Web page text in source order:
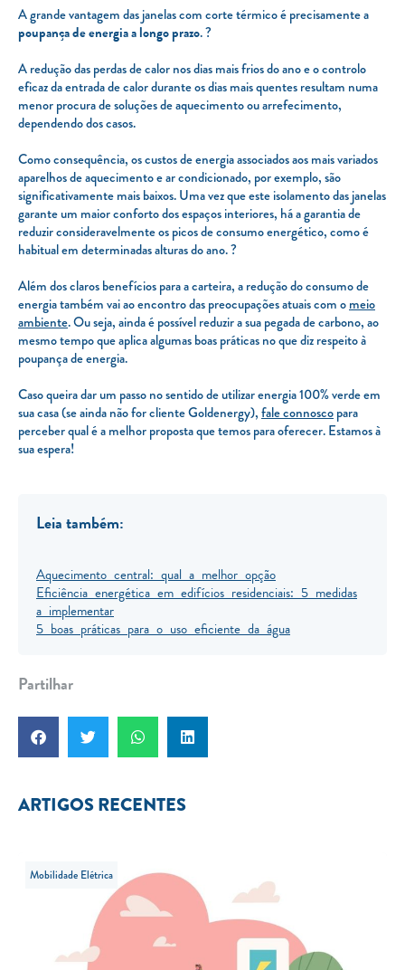
A grande vantagem das janelas com corte térmico é precisamente a
poupança de energia a longo prazo. ?
A redução das perdas de calor nos dias mais frios do ano e o controlo
eficaz da entrada de calor durante os dias mais quentes resultam numa
menor procura de soluções de aquecimento ou arrefecimento,
dependendo dos casos.
Como consequência, os custos de energia associados aos mais variados
aparelhos de aquecimento e ar condicionado, por exemplo, são
significativamente mais baixos. Uma vez que este isolamento das janelas
garante um maior conforto dos espaços interiores, há a garantia de
reduzir consideravelmente os picos de consumo energético, como é
habitual em determinadas alturas do ano. ?
Além dos claros benefícios para a carteira, a redução do consumo de
energia também vai ao encontro das preocupações atuais com omeio
ambiente. Ou seja, ainda é possível reduzir a sua pegada de carbono, ao
mesmo tempo que aplica algumas boas práticas no que diz respeito à
poupança de energia.
Caso queira dar um passo no sentido de utilizar energia 100% verde em
sua casa (se ainda não for cliente Goldenergy),fale connoscopara
perceber qual é a melhor proposta que temos para oferecer. Estamos à
sua espera!
Leia também:
Aquecimento central: qual a melhor opção
Eficiência energética em edifícios residenciais: 5 medidas
a implementar
5 boas práticas para o uso eficiente da água
Partilhar
ARTIGOS RECENTES
Mobilidade Elétrica